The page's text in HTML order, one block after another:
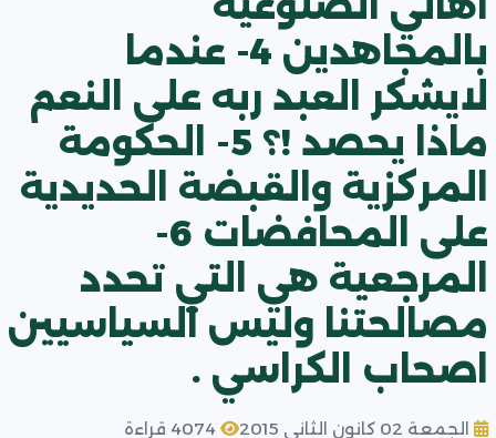
بالمجاهدين 4- عندما
لايشكر العبد ربه على النعم
ماذا يحصد !؟ 5- الحكومة
المركزية والقبضة الحديدية
على المحافضات 6-
المرجعية هي التي تحدد
مصالحتنا وليس السياسيين
اصحاب الكراسي .
الجمعة 02 كانون الثاني 2015